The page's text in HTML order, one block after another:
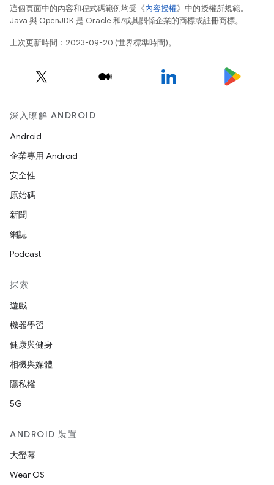
這個頁面中的內容和程式碼範例均受《內容授權》中的授權所規範。
Java 與 OpenJDK 是 Oracle 和/或其關係企業的商標或註冊商標。
上次更新時間：2023-09-20 (世界標準時間)。
深入瞭解 ANDROID
Android
企業專用 Android
安全性
原始碼
新聞
網誌
Podcast
探索
遊戲
機器學習
健康與健身
相機與媒體
隱私權
5G
ANDROID 裝置
大螢幕
Wear OS